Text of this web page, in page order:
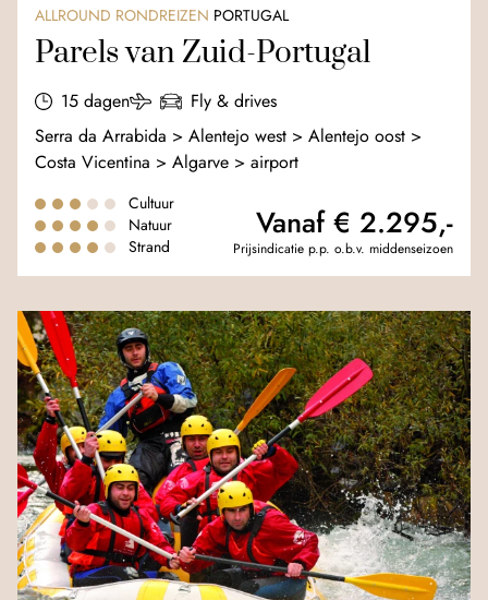
ALLROUND RONDREIZEN PORTUGAL
Parels van Zuid-Portugal
15 dagen
Fly & drives
Serra da Arrabida > Alentejo west > Alentejo oost >
Costa Vicentina > Algarve > airport
Cultuur
Natuur
Strand
Vanaf € 2.295,-
Prijsindicatie p.p. o.b.v. middenseizoen